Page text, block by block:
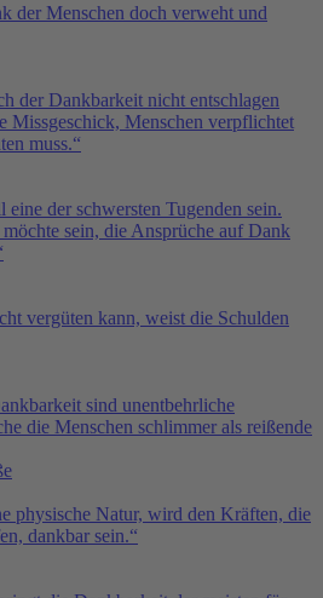
der Menschen doch verweht und
der Dankbarkeit nicht entschlagen
Missgeschick, Menschen verpflichtet
muss.“
der schwersten Tugenden sein.
sein, die Ansprüche auf Dank
vergüten kann, weist die Schulden
sind unentbehrliche
die Menschen schlimmer als reißende
physische Natur, wird den Kräften, die
dankbar sein.“